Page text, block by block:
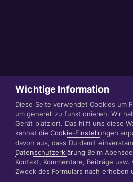
Wichtige Information
Diese Seite verwendet Cookies um
um generell zu funktionieren. Wir
Gerät platziert. Das hilft uns diese
kannst die Cookie-Einstellungen
davon aus, dass Du damit
Datenschutzerklärung Beim
Kontakt, Kommentare, Beiträge
Zweck des Formulars nach erhoben